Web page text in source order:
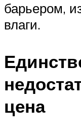
барьером,
влаги.
цена